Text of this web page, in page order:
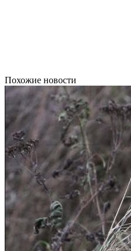
Похожие новости